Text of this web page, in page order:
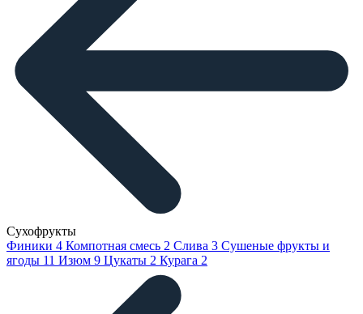
Сухофрукты
Финики 4 Компотная смесь 2 Слива 3 Сушеные фрукты и
ягоды 11 Изюм 9 Цукаты 2 Курага 2